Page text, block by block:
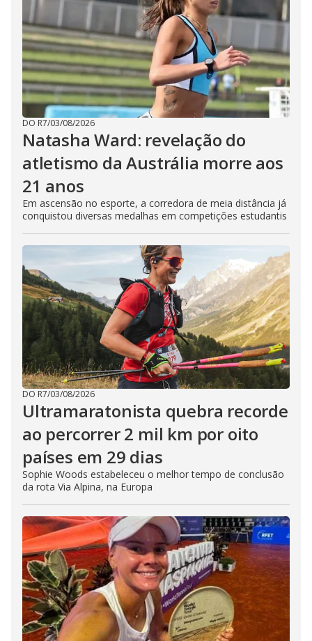
DO R7/03/08/2026
Natasha Ward: revelação do
atletismo da Austrália morre aos
21 anos
Em ascensão no esporte, a corredora de meia distância já
conquistou diversas medalhas em competições estudantis
DO R7/03/08/2026
Ultramaratonista quebra recorde
ao percorrer 2 mil km por oito
países em 29 dias
Sophie Woods estabeleceu o melhor tempo de conclusão
da rota Via Alpina, na Europa